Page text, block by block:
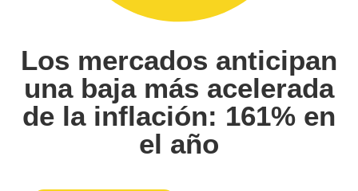
Los mercados anticipan
una baja más acelerada
de la inflación: 161% en
el año